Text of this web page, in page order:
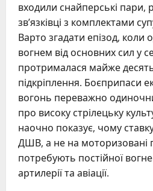
входили снайперські пари,
зв’язківці з комплектами
Варто згадати епізод, коли
вогнем від основних сил у
протрималася майже
підкріплення. Боєприпаси
вогонь переважно
про високу стрілецьку
наочно показує, чому
ДШВ, а не на моторизовані
потребують постійної
артилерії та авіації.